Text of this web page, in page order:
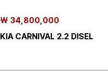
₩ 34,800,000
KIA CARNIVAL 2.2 DISEL